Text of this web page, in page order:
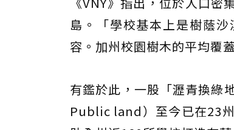
島。「學校基本上是樹蔭
容。加州校園樹木的平均覆
有鑑於此，一股「瀝青換綠
Public land）至今已在23